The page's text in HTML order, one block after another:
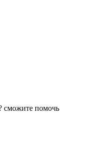
сможите помочь